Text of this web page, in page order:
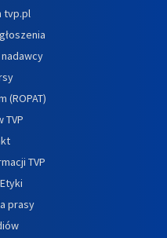
tvp.pl
(ROPAT)
TVP
TVP
prasy